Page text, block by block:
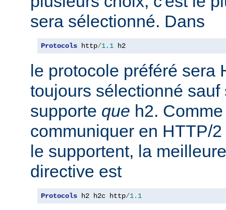
sera sélectionné. Dans
Protocols http/1.1 h2
le protocole préféré sera
toujours sélectionné sauf
supporte que h2.
communiquer en HTTP/
le supportent, la
directive est
Protocols h2 h2c http/1.1